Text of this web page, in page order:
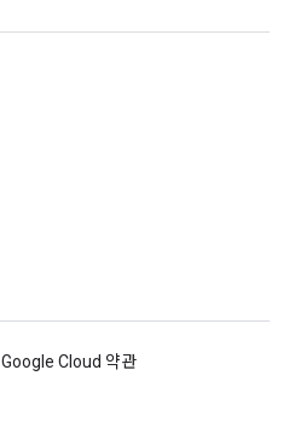
Google Cloud 약관